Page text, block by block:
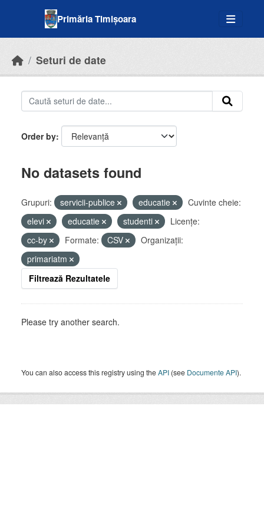
Primăria Timișoara
Seturi de date
Order by
No datasets found
Grupuri: servicii-publice educatie
Cuvinte cheie:
elevi
educatie studenti
Licenţe:
cc-by
Formate: CSV
Organizații:
primariatm
Filtrează Rezultatele
Please try another search.
You can also access this registry using theAPI (see Documente API).